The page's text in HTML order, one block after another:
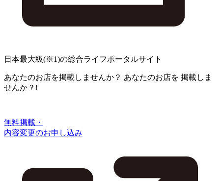
日本最大級(※1)の総合ライフポータルサイト
あなたのお店を掲載しませんか？ あなたのお店を 掲載しま
せんか？!
無料掲載・
内容変更のお申し込み